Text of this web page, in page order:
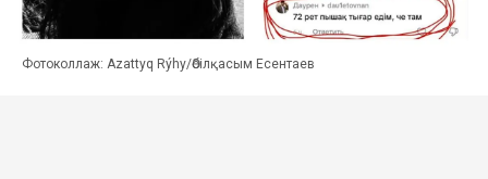
Фотоколлаж: Azattyq Rýhy/Әбілқасым Есентаев